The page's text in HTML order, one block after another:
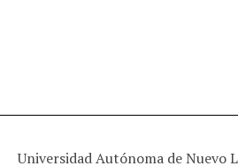
Universidad Autónoma de Nuevo